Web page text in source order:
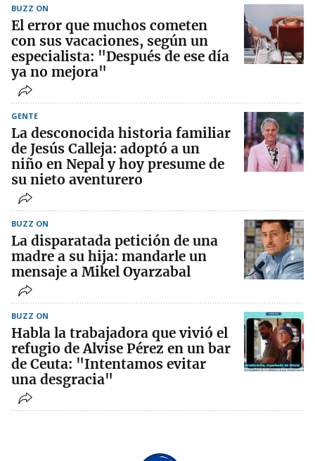
BUZZ ON
El error que muchos cometen
con sus vacaciones, según un
especialista: "Después de ese día
ya no mejora"
GENTE
La desconocida historia familiar
de Jesús Calleja: adoptó a un
niño en Nepal y hoy presume de
su nieto aventurero
BUZZ ON
La disparatada petición de una
madre a su hija: mandarle un
mensaje a Mikel Oyarzabal
BUZZ ON
Habla la trabajadora que vivió el
refugio de Alvise Pérez en un bar
de Ceuta: "Intentamos evitar
una desgracia"